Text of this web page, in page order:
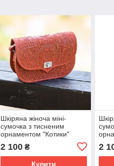
Шкіряна жіноча міні-
сумочка з тисненим
орнаментом "Котики"
20×14×6 см
2 100₴
Купити
см
2